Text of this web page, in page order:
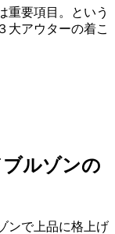
重要項目。という
大アウターの着こ
ルゾンの
ンで上品に格上げ